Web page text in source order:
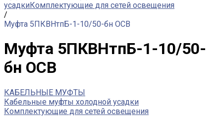
усадкиКомплектующие для сетей освещения
/
Муфта 5ПКВНтпБ-1-10/50-бн ОСВ
Муфта 5ПКВНтпБ-1-10/50-
бн ОСВ
КАБЕЛЬНЫЕ МУФТЫ
Кабельные муфты холодной усадки
Комплектующие для сетей освещения